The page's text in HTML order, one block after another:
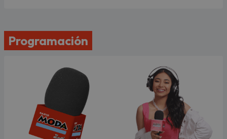
Programación